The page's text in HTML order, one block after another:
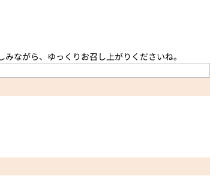
ながら、ゆっくりお召し上がりくださいね。